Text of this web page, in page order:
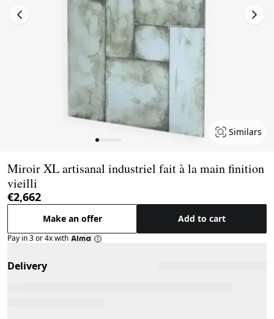
Similars
Miroir XL artisanal industriel fait à la main finition
vieilli
€2,662
Make an offer Add to cart
Pay in 3 or 4x with
Delivery